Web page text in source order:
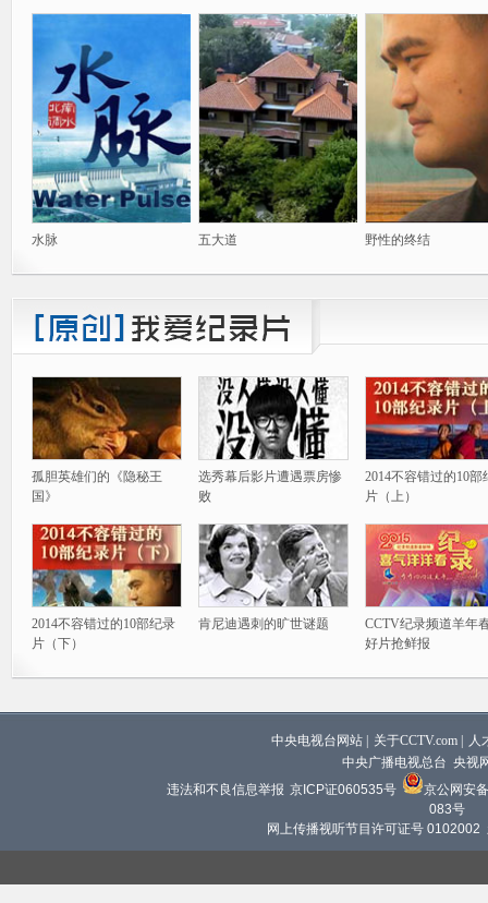
水脉 五大道 野性的终结
孤胆英雄们的《隐秘王
国》
选秀幕后影片遭遇票房惨
败
2014不容错过的10部
片（上）
2014不容错过的10部纪录
片（下）
肯尼迪遇刺的旷世谜题
CCTV纪录频道羊年
好片抢鲜报
中央电视台网站 关于CCTV.com
人
中央广播电视总台 央视
违法和不良信息举报 京ICP证060535号
京公网安
083号
网上传播视听节目许可证号